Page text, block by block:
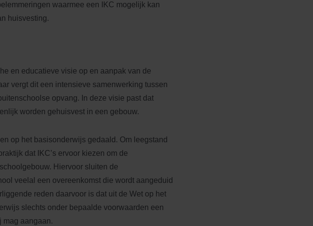
waarmee een IKC mogelijk kan
huisvesting.
en educatieve visie op en aanpak van de
vergt dit een intensieve samenwerking tussen
opvang. In deze visie past dat
worden gehuisvest in een gebouw.
op het basisonderwijs gedaald. Om leegstand
dat IKC’s ervoor kiezen om de
Hiervoor sluiten de
veelal een overeenkomst die wordt aangeduid
reden daarvoor is dat uit de Wet op het
slechts onder bepaalde voorwaarden een
mag aangaan.